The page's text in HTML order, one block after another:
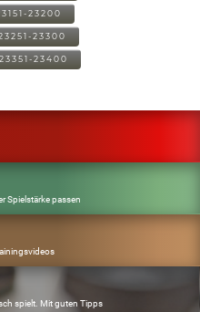
23200
23300
23400
Spielstärke passen
spielt. Mit guten Tipps